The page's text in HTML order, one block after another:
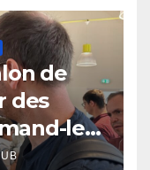
de
des
les-